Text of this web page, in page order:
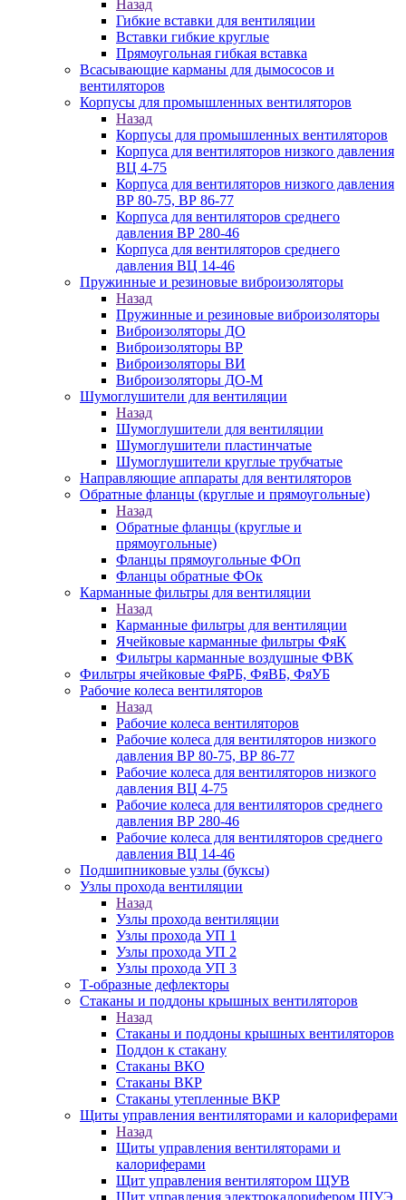
Назад
Гибкие вставки для вентиляции
Вставки гибкие круглые
Прямоугольная гибкая вставка
Всасывающие карманы для дымососов и
вентиляторов
Корпусы для промышленных вентиляторов
Назад
Корпусы для промышленных вентиляторов
Корпуса для вентиляторов низкого давления
ВЦ 4-75
Корпуса для вентиляторов низкого давления
ВР 80-75, ВР 86-77
Корпуса для вентиляторов среднего
давления ВР 280-46
Корпуса для вентиляторов среднего
давления ВЦ 14-46
Пружинные и резиновые виброизоляторы
Назад
Пружинные и резиновые виброизоляторы
Виброизоляторы ДО
Виброизоляторы ВР
Виброизоляторы ВИ
Виброизоляторы ДО-М
Шумоглушители для вентиляции
Назад
Шумоглушители для вентиляции
Шумоглушители пластинчатые
Шумоглушители круглые трубчатые
Направляющие аппараты для вентиляторов
Обратные фланцы (круглые и прямоугольные)
Назад
Обратные фланцы (круглые и
прямоугольные)
Фланцы прямоугольные ФОп
Фланцы обратные ФОк
Карманные фильтры для вентиляции
Назад
Карманные фильтры для вентиляции
Ячейковые карманные фильтры ФяК
Фильтры карманные воздушные ФВК
Фильтры ячейковые ФяРБ, ФяВБ, ФяУБ
Рабочие колеса вентиляторов
Назад
Рабочие колеса вентиляторов
Рабочие колеса для вентиляторов низкого
давления ВР 80-75, ВР 86-77
Рабочие колеса для вентиляторов низкого
давления ВЦ 4-75
Рабочие колеса для вентиляторов среднего
давления ВР 280-46
Рабочие колеса для вентиляторов среднего
давления ВЦ 14-46
Подшипниковые узлы (буксы)
Узлы прохода вентиляции
Назад
Узлы прохода вентиляции
Узлы прохода УП 1
Узлы прохода УП 2
Узлы прохода УП 3
Т-образные дефлекторы
Стаканы и поддоны крышных вентиляторов
Назад
Стаканы и поддоны крышных вентиляторов
Поддон к стакану
Стаканы ВКО
Стаканы ВКР
Стаканы утепленные ВКР
Щиты управления вентиляторами и калориферами
Назад
Щиты управления вентиляторами и
калориферами
Щит управления вентилятором ЩУВ
Щит управления электрокалорифером ЩУЭ